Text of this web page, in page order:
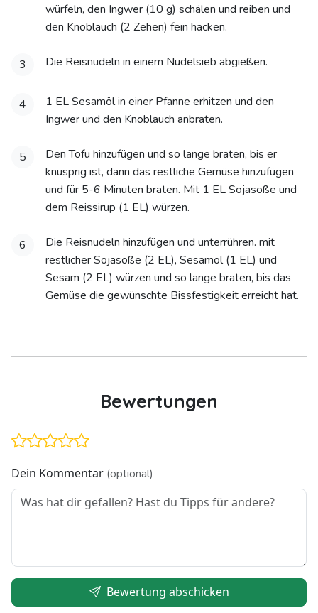
würfeln, den Ingwer (10 g) schälen und reiben und
den Knoblauch (2 Zehen) fein hacken.
3 Die Reisnudeln in einem Nudelsieb abgießen.
4
1 EL Sesamöl in einer Pfanne erhitzen und den
Ingwer und den Knoblauch anbraten.
5
Den Tofu hinzufügen und so lange braten, bis er
knusprig ist, dann das restliche Gemüse hinzufügen
und für 5-6 Minuten braten. Mit 1 EL Sojasoße und
dem Reissirup (1 EL) würzen.
6
Die Reisnudeln hinzufügen und unterrühren. mit
restlicher Sojasoße (2 EL), Sesamöl (1 EL) und
Sesam (2 EL) würzen und so lange braten, bis das
Gemüse die gewünschte Bissfestigkeit erreicht hat.
Bewertungen
Dein Kommentar (optional)
Bewertung abschicken